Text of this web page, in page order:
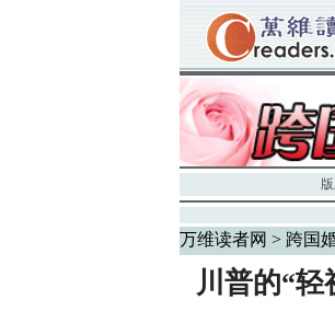
万维读者网 > 跨国
川普的“